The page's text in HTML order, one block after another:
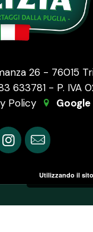
26 - 76015
633781 - P. IVA
Policy
Utilizzando il